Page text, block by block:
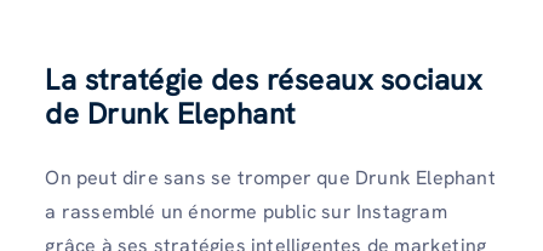
La stratégie des réseaux sociaux
de Drunk Elephant
On peut dire sans se tromper que Drunk Elephant
a rassemblé un énorme public sur Instagram
grâce à ses stratégies intelligentes de marketing